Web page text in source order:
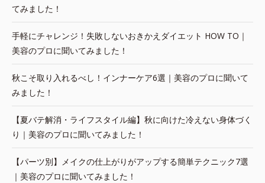
てみました！
手軽にチャレンジ！失敗しないおきかえダイエット HOW TO｜
美容のプロに聞いてみました！
秋こそ取り入れるべし！インナーケア6選｜美容のプロに聞いて
みました！
【夏バテ解消・ライフスタイル編】秋に向けた冷えない身体づく
り｜美容のプロに聞いてみました！
【パーツ別】メイクの仕上がりがアップする簡単テクニック7選
｜美容のプロに聞いてみました！